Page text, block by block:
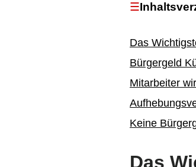
Das
Bürgergeld
Mitarbeiter
Keine
Das